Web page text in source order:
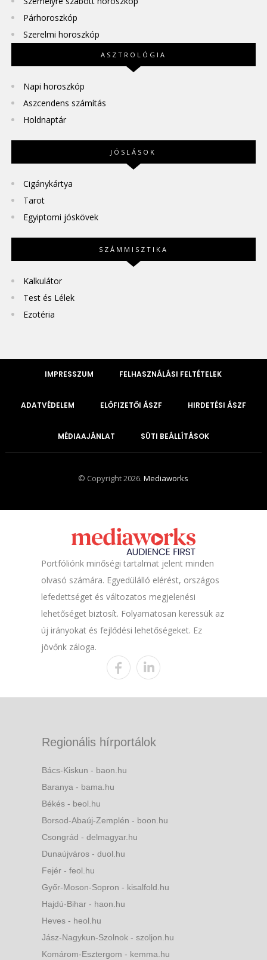
Párhoroszkóp
Szerelmi horoszkóp
ASZTROLÓGIA
Napi horoszkóp
Aszcendens számítás
Holdnaptár
JÓSLÁSOK
Cigánykártya
Tarot
Egyiptomi jóskövek
SZÁMMISZTIKA
Kalkulátor
Test és Lélek
Ezotéria
IMPRESSZUM FELHASZNÁLÁSI FELTÉTELEK
ADATVÉDELEM ELŐFIZETŐI ÁSZF HIRDETÉSI ÁSZF
MÉDIAAJÁNLAT SÜTI BEÁLLÍTÁSOK
© Copyright 2026.Mediaworks
Portfóliónk minőségi tartalmat jelent minden
olvasó számára. Egyedülálló elérést, országos
lefedettséget és változatos megjelenési
lehetőséget biztosít. Folyamatosan keressük az
új irányokat és fejlődési lehetőségeket. Ez
jövőnk záloga.
Regionális hírportálok
Bács-Kiskun - baon.hu
Baranya - bama.hu
Békés - beol.hu
Borsod-Abaúj-Zemplén - boon.hu
Csongrád - delmagyar.hu
Dunaújváros - duol.hu
Fejér - feol.hu
Győr-Moson-Sopron - kisalfold.hu
Hajdú-Bihar - haon.hu
Heves - heol.hu
Jász-Nagykun-Szolnok - szoljon.hu
Komárom-Esztergom - kemma.hu